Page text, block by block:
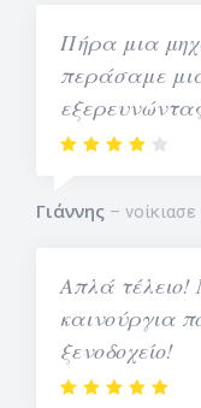
Πήρα μια
περάσαμε
Γιάννης
Απλά τέλειο!
καινούργια
ξενοδοχείο!